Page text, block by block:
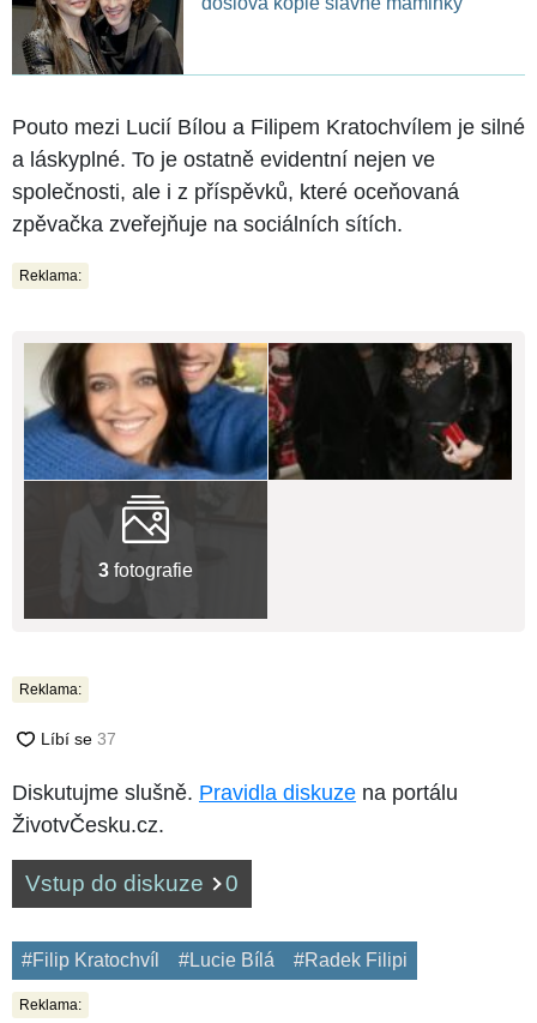
Pouto mezi Lucií Bílou a Filipem Kratochvílem je silné
a láskyplné. To je ostatně evidentní nejen ve
společnosti, ale i z příspěvků, které oceňovaná
zpěvačka zveřejňuje na sociálních sítích.
Reklama:
3 fotografie
Reklama:
Diskutujme slušně. Pravidla diskuze na portálu
ŽivotvČesku.cz.
Vstup do diskuze 0
#Filip Kratochvíl #Lucie Bílá #Radek Filipi
Reklama: